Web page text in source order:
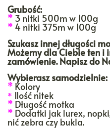
Grubość:
* 3 nitki 500m w 100g
* 4 nitki 375m w 100g
Szukasz innej długości
Możemy dla Ciebie ten i
zamówienie. Napisz do
Wybierasz samodzielnie:
* Kolory
* Ilość nitek
* Długość motka
* Dodatki jak lurex,
nić zebra czy bukla.